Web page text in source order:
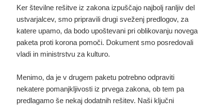
Ker številne rešitve iz zakona izpuščajo najbolj ranljiv del
ustvarjalcev, smo pripravili drugi sveženj predlogov, za
katere upamo, da bodo upoštevani pri oblikovanju novega
paketa proti korona pomoči. Dokument smo posredovali
vladi in ministrstvu za kulturo.
Menimo, da je v drugem paketu potrebno odpraviti
nekatere pomanjkljivosti iz prvega zakona, ob tem pa
predlagamo še nekaj dodatnih rešitev. Naši ključni